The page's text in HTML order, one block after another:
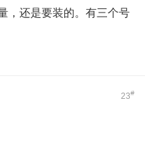
，还是要装的。有三个号
23#